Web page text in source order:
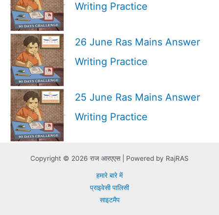
Writing Practice
26 June Ras Mains Answer
Writing Practice
25 June Ras Mains Answer
Writing Practice
Copyright © 2026 राज आरएएस | Powered by RajRAS
हमारे बारे में
प्राइवेसी पालिसी
साइटमैप